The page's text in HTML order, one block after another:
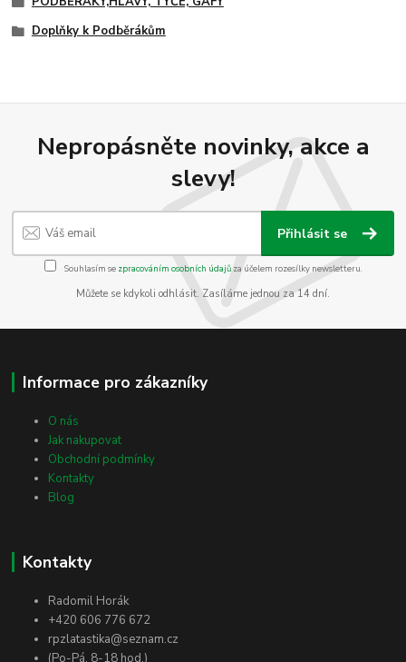
Doplňky k Podběrákům
Nepropásněte novinky, akce a
slevy!
Přihlásit se
Souhlasím se zpracováním osobních údajůza účelem rozesílky newsletteru.
Můžete se kdykoli odhlásit. Zasíláme jednou za 14 dní.
Informace pro zákazníky
O nás
Jak nakupovat
Obchodní podmínky
Kontakty
Blog
Kontakty
Radomil Horák
+420 606 776 672
rpzlatastika@seznam.cz
(Po-Pá, 8-18 hod.)